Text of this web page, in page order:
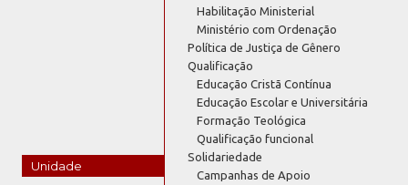
Unidade
Habilitação Ministerial
Ministério com Ordenação
Política de Justiça de Gênero
Qualificação
Educação Cristã Contínua
Educação Escolar e Universitária
Formação Teológica
Qualificação funcional
Solidariedade
Campanhas de Apoio